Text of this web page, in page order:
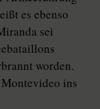
es ebenso
sei
worden.
ins